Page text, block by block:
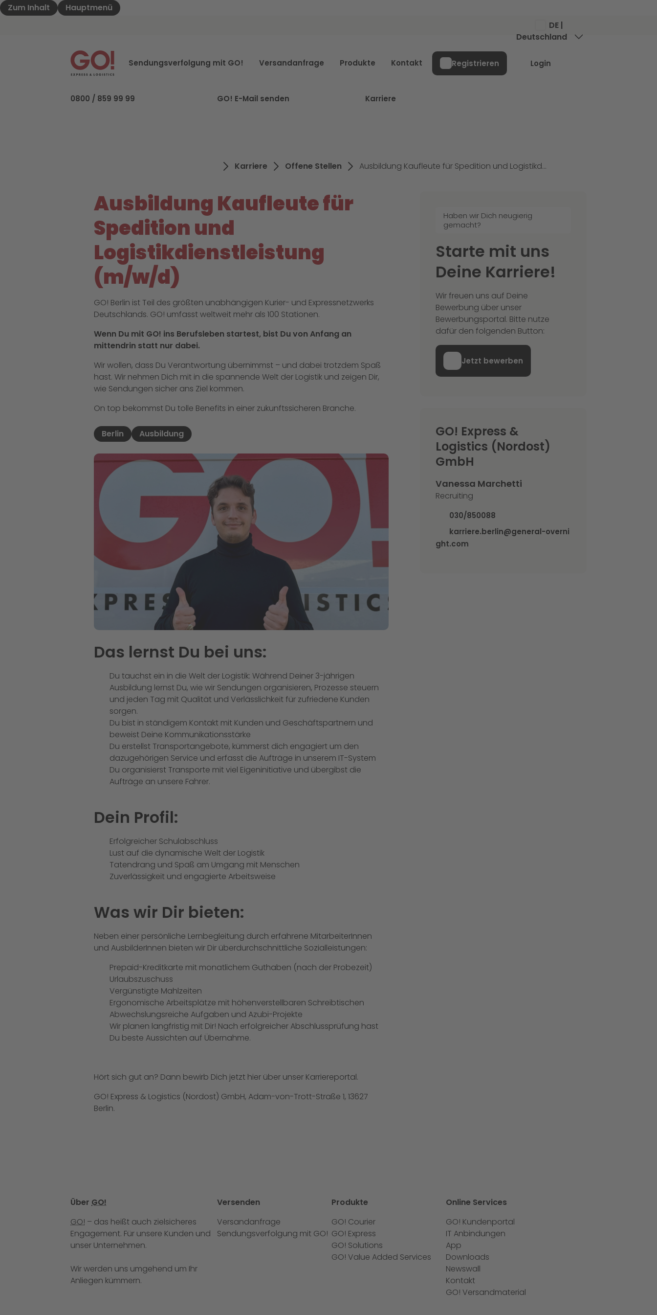
Zum Inhalt Hauptmenü
0800 / 859 99 99 GO! E-Mail senden Karriere
DE |
Deutschland
GO! Express & Logistics - Zur Starteite
Sendungsverfolgung mit GO! Versandanfrage Produkte Kontakt Registrieren Login
Karriere Offene Stellen Ausbildung Kaufleute für Spedition und Logistikdienstleistung (m/w/d)
Ausbildung Kaufleute für
Spedition und
Logistikdienstleistung
(m/w/d)
GO! Berlin ist Teil des größten unabhängigen Kurier- und Expressnetzwerks
Deutschlands. GO! umfasst weltweit mehr als 100 Stationen.
Wenn Du mit GO! ins Berufsleben startest, bist Du von Anfang an
mittendrin statt nur dabei.
Wir wollen, dass Du Verantwortung übernimmst – und dabei trotzdem Spaß
hast. Wir nehmen Dich mit in die spannende Welt der Logistik und zeigen Dir,
wie Sendungen sicher ans Ziel kommen.
On top bekommst Du tolle Benefits in einer zukunftssicheren Branche.
Berlin Ausbildung
Das lernst Du bei uns:
Du tauchst ein in die Welt der Logistik: Während Deiner 3-jährigen
Ausbildung lernst Du, wie wir Sendungen organisieren, Prozesse steuern
und jeden Tag mit Qualität und Verlässlichkeit für zufriedene Kunden
sorgen.
Du bist in ständigem Kontakt mit Kunden und Geschäftspartnern und
beweist Deine Kommunikationsstärke
Du erstellst Transportangebote, kümmerst dich engagiert um den
dazugehörigen Service und erfasst die Aufträge in unserem IT-System
Du organisierst Transporte mit viel Eigeninitiative und übergibst die
Aufträge an unsere Fahrer.
Dein Profil:
Erfolgreicher Schulabschluss
Lust auf die dynamische Welt der Logistik
Tatendrang und Spaß am Umgang mit Menschen
Zuverlässigkeit und engagierte Arbeitsweise
Was wir Dir bieten:
Neben einer persönliche Lernbegleitung durch erfahrene MitarbeiterInnen
und AusbilderInnen bieten wir Dir überdurchschnittliche Sozialleistungen:
Prepaid-Kreditkarte mit monatlichem Guthaben (nach der Probezeit)
Urlaubszuschuss
Vergünstigte Mahlzeiten
Ergonomische Arbeitsplätze mit höhenverstellbaren Schreibtischen
Abwechslungsreiche Aufgaben und Azubi-Projekte
Wir planen langfristig mit Dir! Nach erfolgreicher Abschlussprüfung hast
Du beste Aussichten auf Übernahme.
Hört sich gut an? Dann bewirb Dich jetzt hier über unser Karriereportal.
GO! Express & Logistics (Nordost) GmbH, Adam-von-Trott-Straße 1, 13627
Berlin.
Haben wir Dich neugierig
gemacht?
Starte mit uns
Deine Karriere!
Wir freuen uns auf Deine
Bewerbung über unser
Bewerbungsportal. Bitte nutze
dafür den folgenden Button:
Jetzt bewerben
GO! Express &
Logistics (Nordost)
GmbH
Vanessa Marchetti
Recruiting
Rufen Sie uns an unter
030/850088
karriere.berlin@general-overni
ght.com
Über GO!
GO! – das heißt auch zielsicheres
Engagement. Für unsere Kunden und
unser Unternehmen.
Wir werden uns umgehend um Ihr
Anliegen kümmern.
Versenden
Versandanfrage
Sendungsverfolgung mit GO!
Produkte
GO! Courier
GO! Express
GO! Solutions
GO! Value Added Services
Online Services
GO! Kundenportal
IT Anbindungen
App
Downloads
Newswall
Kontakt
GO! Versandmaterial